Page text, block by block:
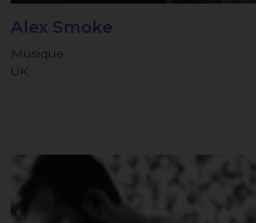
Alex Smoke
Musique
UK